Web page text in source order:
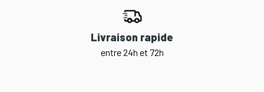
Livraison rapide
entre 24h et 72h